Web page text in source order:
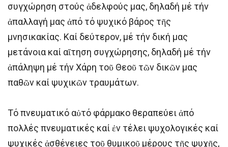
συγχώρηση στούς ἀδελφούς μας, δηλαδή μέ τήν
ἀπαλλαγή μας ἀπό τό ψυχικό βάρος τῆς
μνησικακίας. Καί δεύτερον, μέ τήν δική μας
μετάνοια καί αἴτηση συγχώρησης, δηλαδή μέ τήν
ἀπάληψη μέ τήν Χάρη τοῦ Θεοῦ τῶν δικῶν μας
παθῶν καί ψυχικῶν τραυμάτων.
Τό πνευματικό αὐτό φάρμακο θεραπεύει ἀπό
πολλές πνευματικές καί ἐν τέλει ψυχολογικές καί
ψυχικές ἀσθένειες τοῦ θυμικοῦ μέρους τῆς ψυχῆς,